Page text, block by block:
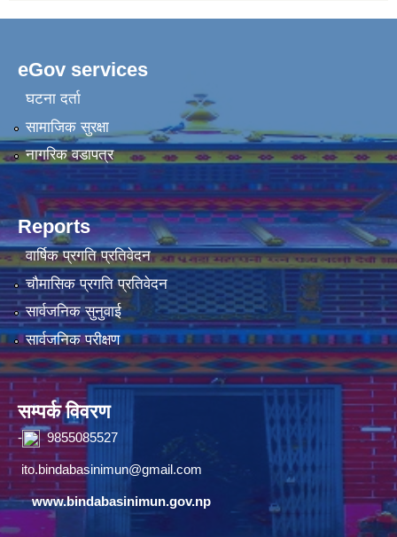
eGov services
घटना दर्ता
सामाजिक सुरक्षा
नागरिक वडापत्र
Reports
वार्षिक प्रगति प्रतिवेदन
चौमासिक प्रगति प्रतिवेदन
सार्वजनिक सुनुवाई
सार्वजनिक परीक्षण
सम्पर्क विवरण
- 9855085527
ito.bindabasinimun@gmail.com
www.bindabasinimun.gov.np